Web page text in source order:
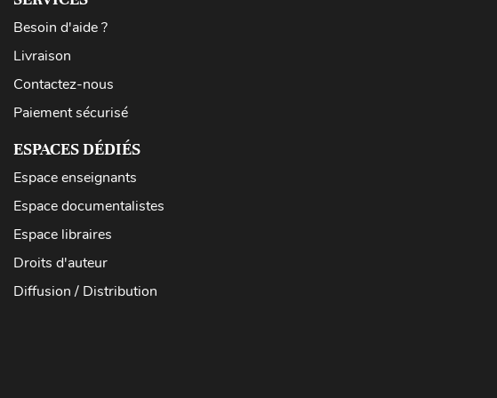
Besoin d'aide ?
Livraison
Contactez-nous
Paiement sécurisé
ESPACES DÉDIÉS
Espace enseignants
Espace documentalistes
Espace libraires
Droits d'auteur
Diffusion / Distribution